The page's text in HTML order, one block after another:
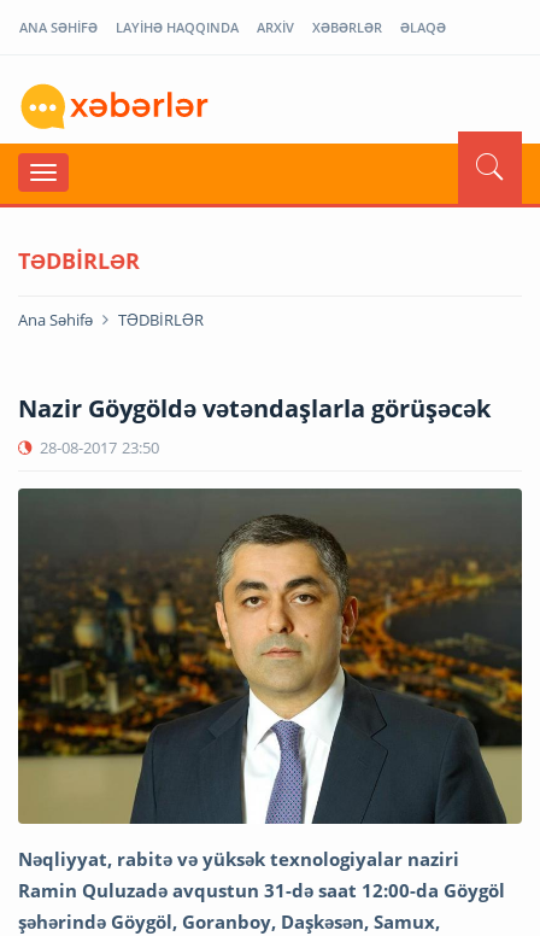
ANA SƏHİFƏ LAYİHƏ HAQQINDA ARXİV XƏBƏRLƏR ƏLAQƏ
TƏDBİRLƏR
Ana Səhifə TƏDBİRLƏR
Nazir Göygöldə vətəndaşlarla görüşəcək
28-08-2017 23:50
Nəqliyyat, rabitə və yüksək texnologiyalar naziri
Ramin Quluzadə avqustun 31-də saat 12:00-da Göygöl
şəhərində Göygöl, Goranboy, Daşkəsən, Samux,